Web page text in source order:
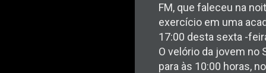
FM, que faleceu na
exercício em uma
17:00 desta sexta -
O velório da jovem no
para às 10:00 horas,